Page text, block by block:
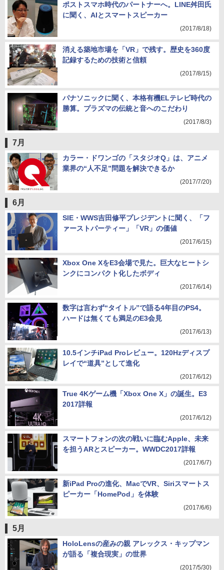
ポストスマホ時代のパートナーへ。LINE舛田氏
に聞く、AIとスマートスピーカー
(2017/8/18)
消える築地市場を「VR」で残す。歴史を360度
記録するための技術と信頼
(2017/8/15)
パナソニックに聞く、本格有機ELテレビ時代の
勝算。プラズマの伝統と音へのこだわり
(2017/8/3)
7月
カラー・ドワンゴの「スタジオQ」は、アニメ
業界の“人不足”問題を解決できるか
(2017/7/20)
6月
SIE・WWS吉田修平プレジデントに聞く、「フ
ァーストパーティー」「VR」の価値
(2017/6/15)
Xbox One XをE3会場で見た。巨大なヒートシ
ンクにコンパクト化したボディ
(2017/6/14)
数字は言わず“タイトル”で語る4年目のPS4。
ハードは無くても満足のE3会見
(2017/6/13)
10.5インチiPad Proレビュー。120Hzディスプ
レイで“道具”として進化
(2017/6/12)
True 4Kゲーム機「Xbox One X」の誕生。E3
2017詳報
(2017/6/12)
スマートフォンの次の戦いに臨むApple、未来
を担うARとスピーカー。WWDC2017詳報
(2017/6/7)
新iPad Proの進化、MacでVR、Siriスマートス
ピーカー「HomePod」を体験
(2017/6/6)
5月
HoloLensの産みの親 アレックス・キップマン
が語る「複合現実」の世界
(2017/5/30)